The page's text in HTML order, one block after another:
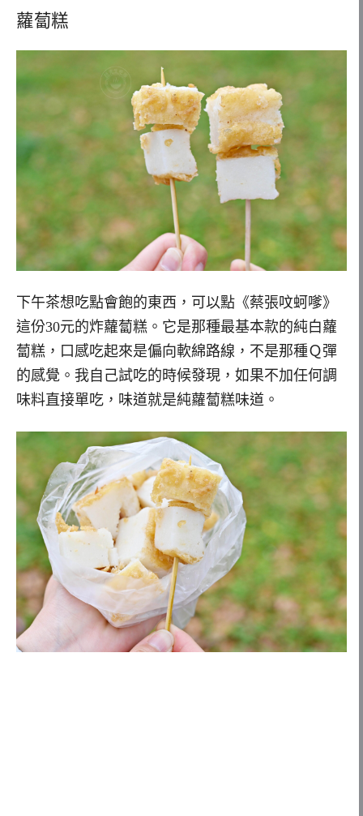
蘿蔔糕
下午茶想吃點會飽的東西，可以點《蔡張呅蚵嗲》
這份30元的炸蘿蔔糕。它是那種最基本款的純白蘿
蔔糕，口感吃起來是偏向軟綿路線，不是那種Ｑ彈
的感覺。我自己試吃的時候發現，如果不加任何調
味料直接單吃，味道就是純蘿蔔糕味道。